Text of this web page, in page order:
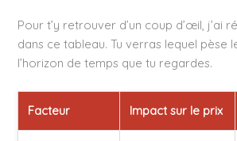
Pour t’y retrouver d’un coup d’œil, j’ai
dans ce tableau. Tu verras lequel pèse
l’horizon de temps que tu regardes.
Facteur Impact sur le prix